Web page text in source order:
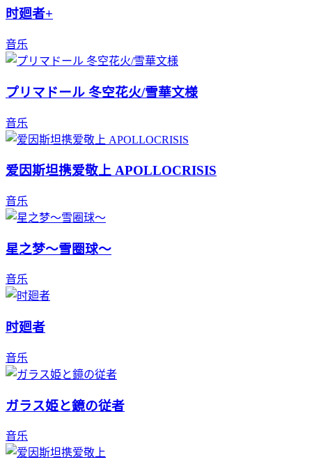
时廻者+
音乐
プリマドール 冬空花火/雪華文様
音乐
爱因斯坦携爱敬上 APOLLOCRISIS
音乐
星之梦～雪圈球～
音乐
时廻者
音乐
ガラス姫と鏡の従者
音乐